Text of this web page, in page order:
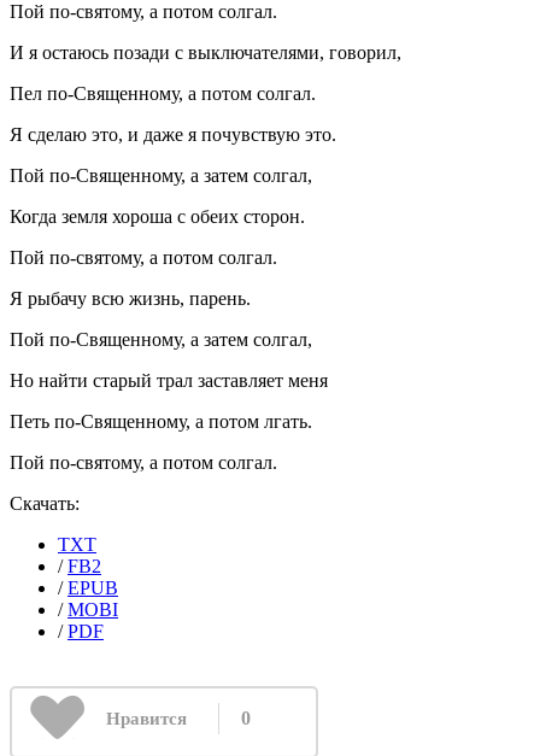
Пой по-святому, а потом солгал.
И я остаюсь позади с выключателями, говорил,
Пел по-Священному, а потом солгал.
Я сделаю это, и даже я почувствую это.
Пой по-Священному, а затем солгал,
Когда земля хороша с обеих сторон.
Пой по-святому, а потом солгал.
Я рыбачу всю жизнь, парень.
Пой по-Священному, а затем солгал,
Но найти старый трал заставляет меня
Петь по-Священному, а потом лгать.
Пой по-святому, а потом солгал.
Скачать:
TXT
/FB2
/EPUB
/MOBI
/PDF
Нравится 0